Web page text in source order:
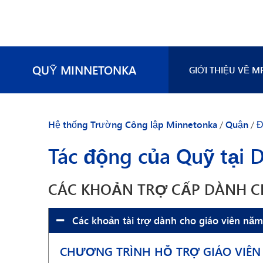
QUỸ MINNETONKA GIỚI THIỆU VỀ
Các thành viên
Hãy tham gia
Hệ thống Trường Công lập Minnetonka/Quận/
Tác động của Quỹ tại
CÁC KHOẢN TRỢ CẤP DÀNH
Các khoản tài trợ dành cho giáo viên
CHƯƠNG TRÌNH HỖ TRỢ GIÁO